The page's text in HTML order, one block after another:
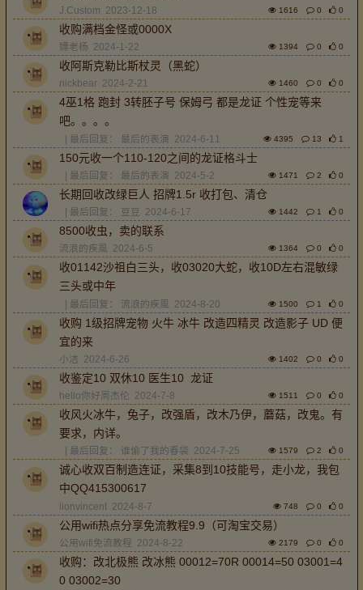
J.Custom 2023-12-18 1616 0 0
收购满档金怪或0000X
嫖老杨 2024-1-22 1394 0 0
收阿斯克勒比斯杖灵（黑蛇）
nickbear 2024-2-21 1460 0 0
4巫1格 跑封 3转胚子号 保姆弓 都是龙证 个性宠等来
吧。。。。
| 最后回复： 最后的表演 2024-6-11 4395 13 1
150元收一个110-120之间的龙证格斗士
| 最后回复： 最后的表演 2024-5-2 1471 2 0
长期回收改绿巨人 招牌1.5r 收打包、清仓
| 最后回复： 豆豆 2024-6-17 1442 1 0
8500收虫，卖的联系
流浪的疾風 2024-6-5 1364 0 0
收01142沙祖白三头，收03020大蛇，收10D左右混敏绿
三头或中年
| 最后回复： 流浪的疾風 2024-8-20 1500 1 0
收购 1级招牌宠物 火牛 冰牛 改造四精灵 改造影子 UD 便
宜的来
小洁 2024-6-26 1402 0 0
收鉴定10 双休10 医生10 龙证
hello你好周杰伦 2024-7-8 1511 0 0
收风火冰牛，兔子，改强盾，改木乃伊，蘑菇，改鬼。有
要求，内详。
| 最后回复： 谁偷了我的春袋 2024-7-25 1579 2 0
诚心收双百制造连证，采集8到10技能号，走小龙，我包
中QQ415300617
lionvincent 2024-8-7 748 0 0
公用wifi热点分享免流教程9.9（可淘宝交易）
公用wifi免流教程 2024-8-22 2179 0 0
收购：改北极熊 改冰熊 00012=70R 00014=50 03001=4
0 03002=30